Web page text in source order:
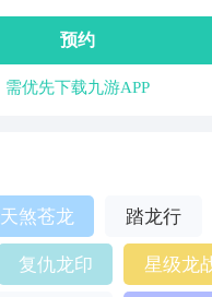
预约
需优先下载九游APP
天煞苍龙
踏龙行
复仇龙印
星级龙